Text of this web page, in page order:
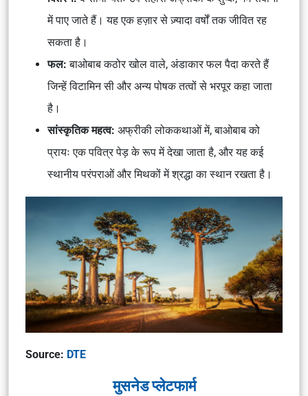
में पाए जाते हैं। यह एक हज़ार से ज़्यादा वर्षों तक जीवित रह
सकता है।
फल:बाओबाब कठोर खोल वाले, अंडाकार फल पैदा करते हैं
जिन्हें विटामिन सी और अन्य पोषक तत्वों से भरपूर कहा जाता
है।
सांस्कृतिक महत्व: अफ्रीकी लोककथाओं में, बाओबाब को
प्रायः एक पवित्र पेड़ के रूप में देखा जाता है, और यह कई
स्थानीय परंपराओं और मिथकों में श्रद्धा का स्थान रखता है।
Source: DTE
मुसनेड प्लेटफार्म